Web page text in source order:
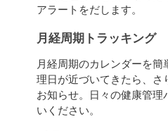
アラートをだします。
月経周期トラッキング
月経周期のカレンダーを簡
理日が近づいてきたら、さ
お知らせ。日々の健康管理
いください。